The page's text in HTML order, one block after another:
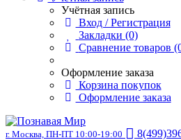
Учётная запись
Вход / Регистрация
Закладки (0)
Сравнение товаров
Оформление заказа
Корзина покупок
Оформление заказа
г. Москва, ПН-ПТ 10:00-19:00